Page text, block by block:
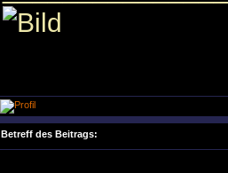
Betreff des Beitrags: